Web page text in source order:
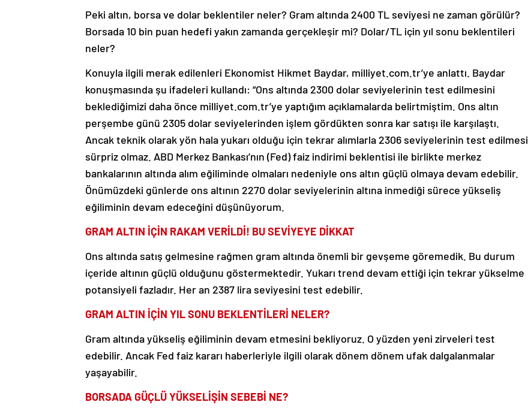
Peki altın, borsa ve dolar beklentiler neler? Gram altında 2400 TL seviyesi ne zaman görülür?
Borsada 10 bin puan hedefi yakın zamanda gerçekleşir mi? Dolar/TL için yıl sonu beklentileri
neler?
Konuyla ilgili merak edilenleri Ekonomist Hikmet Baydar, milliyet.com.tr’ye anlattı. Baydar
konuşmasında şu ifadeleri kullandı: “Ons altında 2300 dolar seviyelerinin test edilmesini
beklediğimizi daha önce milliyet.com.tr’ye yaptığım açıklamalarda belirtmiştim. Ons altın
perşembe günü 2305 dolar seviyelerinden işlem gördükten sonra kar satışı ile karşılaştı.
Ancak teknik olarak yön hala yukarı olduğu için tekrar alımlarla 2306 seviyelerinin test edilmesi
sürpriz olmaz. ABD Merkez Bankası’nın (Fed) faiz indirimi beklentisi ile birlikte merkez
bankalarının altında alım eğiliminde olmaları nedeniyle ons altın güçlü olmaya devam edebilir.
Önümüzdeki günlerde ons altının 2270 dolar seviyelerinin altına inmediği sürece yükseliş
eğiliminin devam edeceğini düşünüyorum.
GRAM ALTIN İÇİN RAKAM VERİLDİ! BU SEVİYEYE DİKKAT
Ons altında satış gelmesine rağmen gram altında önemli bir gevşeme göremedik. Bu durum
içeride altının güçlü olduğunu göstermektedir. Yukarı trend devam ettiği için tekrar yükselme
potansiyeli fazladır. Her an 2387 lira seviyesini test edebilir.
GRAM ALTIN İÇİN YIL SONU BEKLENTİLERİ NELER?
Gram altında yükseliş eğiliminin devam etmesini bekliyoruz. O yüzden yeni zirveleri test
edebilir. Ancak Fed faiz kararı haberleriyle ilgili olarak dönem dönem ufak dalgalanmalar
yaşayabilir.
BORSADA GÜÇLÜ YÜKSELİŞİN SEBEBİ NE?